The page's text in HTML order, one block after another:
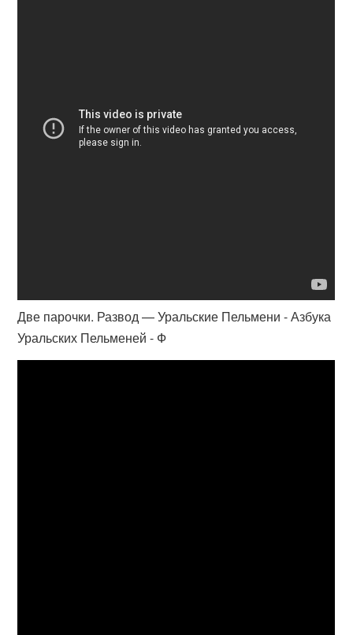
Две парочки. Развод — Уральские Пельмени - Азбука
Уральских Пельменей - Ф